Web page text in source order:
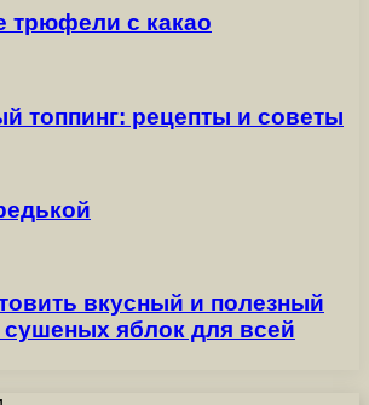
трюфели с какао
топпинг: рецепты и советы
вкусный и полезный
сушеных яблок для всей